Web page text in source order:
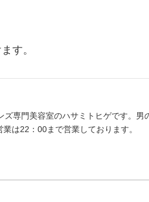
す。
専門美容室のハサミトヒゲです。
は22：00まで営業しております。